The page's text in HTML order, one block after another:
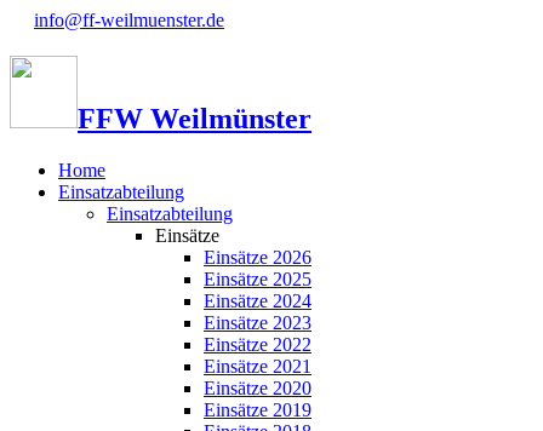
info@ff-weilmuenster.de
FFW Weilmünster
Home
Einsatzabteilung
Einsatzabteilung
Einsätze
Einsätze 2026
Einsätze 2025
Einsätze 2024
Einsätze 2023
Einsätze 2022
Einsätze 2021
Einsätze 2020
Einsätze 2019